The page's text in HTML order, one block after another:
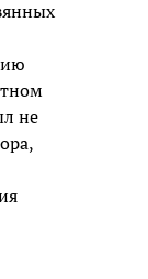
не